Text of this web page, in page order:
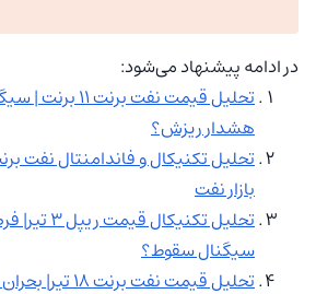
در ادامه پیشنهاد می‌شود:
تحلیل قیمت نفت
هشدار ریزش؟
تحلیل تکنیکال و فاندامنتال نفت
بازار نفت
تحلیل
سیگنال سقوط؟
تحلیل قیمت نفت